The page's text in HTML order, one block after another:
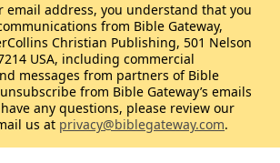
email address, you understand that you
from Bible Gateway,
Christian Publishing, 501 Nelson
USA, including commercial
messages from partners of Bible
from Bible Gateway’s emails
any questions, please review our
us at privacy@biblegateway.com.